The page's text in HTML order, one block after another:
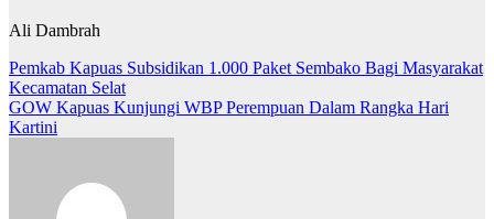
Ali Dambrah
Navigasi
pos
Pemkab Kapuas Subsidikan 1.000 Paket Sembako Bagi Masyarakat
Kecamatan Selat
GOW Kapuas Kunjungi WBP Perempuan Dalam Rangka Hari
Kartini